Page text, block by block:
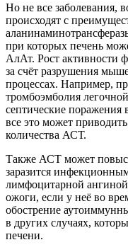
Но не все заболевания,
происходят с
при которых печень
АлАт. Рост активности
за счёт разрушения
процессах. Например,
тромбоэмболия
септические
все это может
количества АСТ.
Также АСТ может
заразится
лимфоцитарной
ожоги, если у неё во
обострение
в других случаях,
печени.